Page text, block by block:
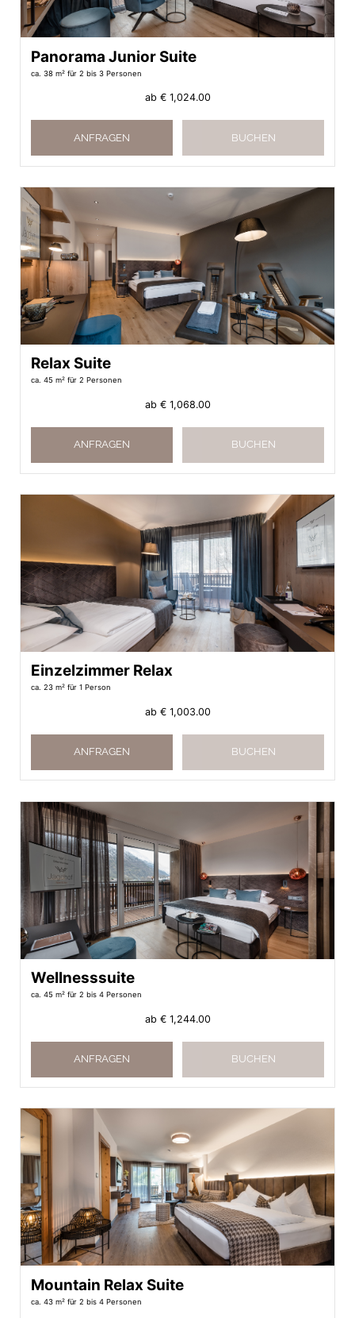
Panorama Junior Suite
ca. 38 m² für 2 bis 3 Personen
ab € 1,024.00
ANFRAGEN BUCHEN
Relax Suite
ca. 45 m² für 2 Personen
ab € 1,068.00
ANFRAGEN BUCHEN
Einzelzimmer Relax
ca. 23 m² für 1 Person
ab € 1,003.00
ANFRAGEN BUCHEN
Wellnesssuite
ca. 45 m² für 2 bis 4 Personen
ab € 1,244.00
ANFRAGEN BUCHEN
Mountain Relax Suite
ca. 43 m² für 2 bis 4 Personen